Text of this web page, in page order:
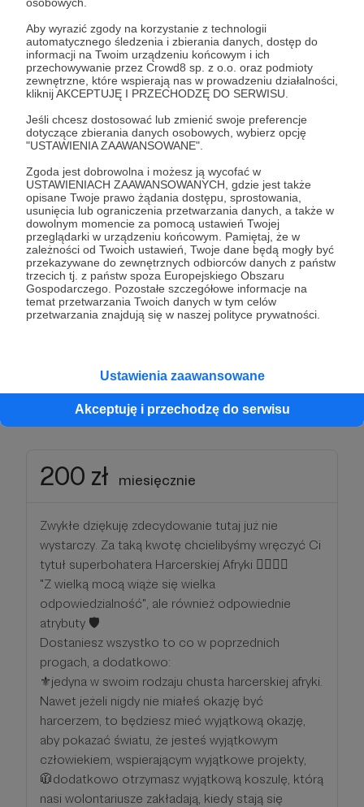
Aby wyrazić zgody na korzystanie z technologii
automatycznego śledzenia i zbierania danych, dostęp do
informacji na Twoim urządzeniu końcowym i ich
przechowywanie przez Crowd8 sp. z o.o. oraz podmioty
zewnętrzne, które wspierają nas w prowadzeniu działalności,
kliknij AKCEPTUJĘ I PRZECHODZĘ DO SERWISU.
Jeśli chcesz dostosować lub zmienić swoje preferencje
dotyczące zbierania danych osobowych, wybierz opcję
"USTAWIENIA ZAAWANSOWANE".
Zgoda jest dobrowolna i możesz ją wycofać w
USTAWIENIACH ZAAWANSOWANYCH, gdzie jest także
opisane Twoje prawo żądania dostępu, sprostowania,
usunięcia lub ograniczenia przetwarzania danych, a także w
dowolnym momencie za pomocą ustawień Twojej
przeglądarki w urządzeniu końcowym. Pamiętaj, że w
zależności od Twoich ustawień, Twoje dane będą mogły być
przekazywane do zewnętrznych odbiorców danych z państw
trzecich tj. z państw spoza Europejskiego Obszaru
Gospodarczego. Pozostałe szczegółowe informacje na
temat przetwarzania Twoich danych w tym celów
przetwarzania znajdują się w naszej polityce prywatności.
Ustawienia zaawansowane
Akceptuję i przechodzę do serwisu
👏🏼owacje na stojąco masz od nas jak w banku,
dodatkowo jednak wyślemy Ci wyjątkowy dyplom
dla wspierających nasze działania w Afryce,
📲chcesz podzielić się czymś ze światem i
pozostałymi patronami? Jest ku temu wyjątkowa
okazja. Oddamy Ci dwa stories na Instagramie. *
Zapiszemy je później w wyróżnionych stories od na
naszych patronów.
Podobno apetyt rośnie w miarę jedzenia, więc
zachęcamy do sprawdzenia, co znajdziesz na
kolejnych progach.
*wierzymy, że wykorzystasz je w dobrej wierze, ale
w razie czego zastrzegamy sobie możliwość
odmowy opublikowania treści jeżeli będzie łamać
Patroni: 0
200 zł miesięcznie
Zwykłe dziękuję zdecydowanie tutaj już nie
wystarczy. Za taką kwotę chcielibyśmy wręczyć Ci
tytuł superbohatera Harcerskiej Afryki 🦸‍♀️🦸‍♂️
"Z wielką mocą wiąże się wielka
odpowiedzialność", ale również odpowiednie
atrybuty 🛡
Dostaniesz wszystko to co w poprzednich
progach, a dodatkowo:
⚜️jedyna w swoim rodzaju chusta harcerskiej afryki.
Nawet jeżeli nigdy nie miałeś okazję być
harcerzem, to będziesz mieć wyjątkową okazję,
aby pokazać światu, że jesteś wyjątkowym
człowiekiem, wspierającym wyjątkowe projekty,
🧥dodatkowo otrzymasz wyjątkową koszulę, którą
nasi wolontariusze zakładają, kiedy stają się